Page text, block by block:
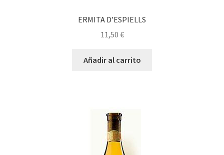
ERMITA D’ESPIELLS
11,50 €
Añadir al carrito